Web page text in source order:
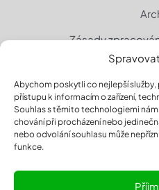
Abychom poskytli co nejlepší
přístupu k informacím o zařízení,
Souhlas s těmito technologiemi
chování při procházení nebo
nebo odvolání souhlasu může
funkce.
Zásady
Zásady